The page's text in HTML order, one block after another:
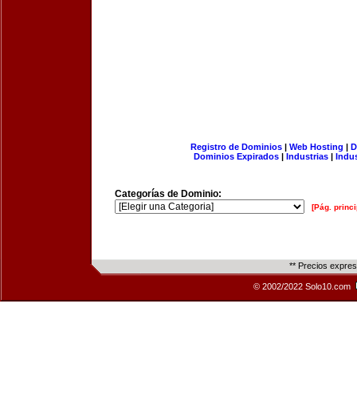
Registro de Dominios| Web Hosting |
Dominios Expirados | Industrias |
Categorías de Dominio:
[Pág.
** Precios
© 2002/2022 Solo10.com